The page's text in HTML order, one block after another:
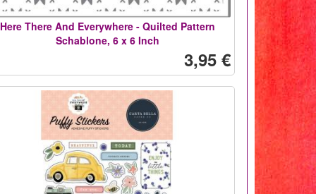
Here There And Everywhere - Quilted Pattern
Schablone, 6 x 6 Inch
3,95 €